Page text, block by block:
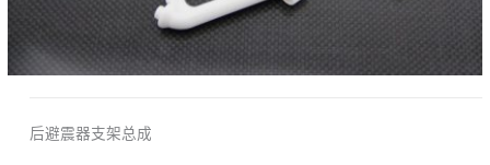
后避震器支架总成